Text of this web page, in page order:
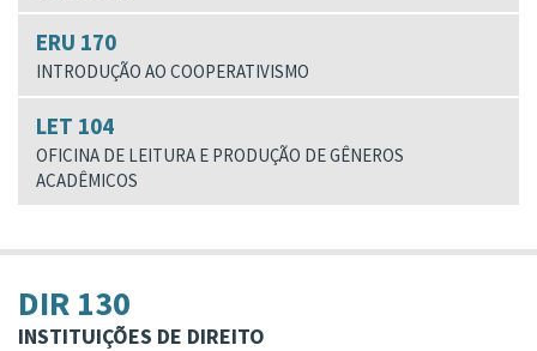
ERU 170
INTRODUÇÃO AO COOPERATIVISMO
LET 104
OFICINA DE LEITURA E PRODUÇÃO DE GÊNEROS
ACADÊMICOS
DIR 130
INSTITUIÇÕES DE DIREITO